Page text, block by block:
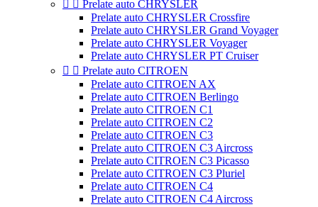
  Prelate auto CHRYSLER
Prelate auto CHRYSLER Crossfire
Prelate auto CHRYSLER Grand Voyager
Prelate auto CHRYSLER Voyager
Prelate auto CHRYSLER PT Cruiser
  Prelate auto CITROEN
Prelate auto CITROEN AX
Prelate auto CITROEN Berlingo
Prelate auto CITROEN C1
Prelate auto CITROEN C2
Prelate auto CITROEN C3
Prelate auto CITROEN C3 Aircross
Prelate auto CITROEN C3 Picasso
Prelate auto CITROEN C3 Pluriel
Prelate auto CITROEN C4
Prelate auto CITROEN C4 Aircross